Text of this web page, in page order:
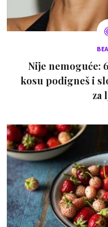
Nije nemoguće:
kosu podigneš i
za